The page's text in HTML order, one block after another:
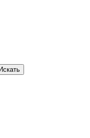
Искать